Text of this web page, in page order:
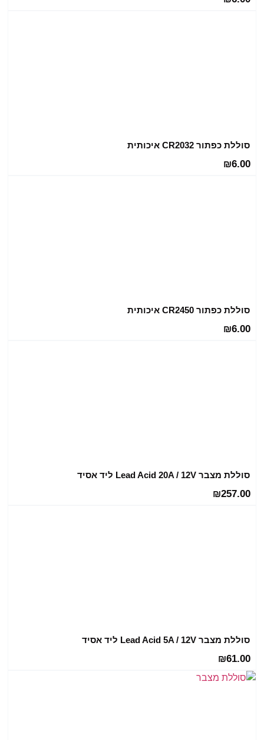
סוללת כפתור CR2032 איכותית
₪6.00
סוללת כפתור CR2450 איכותית
₪6.00
סוללת מצבר Lead Acid 20A / 12V ליד אסיד
₪257.00
סוללת מצבר Lead Acid 5A / 12V ליד אסיד
₪61.00